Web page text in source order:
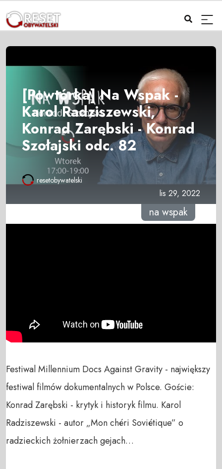
[Powtórka] Na Wspak -
Karol Radziszewski,
Konrad Zarębski - Konrad
Szołajski odc. 82
resetobywatelski
lis 29, 2022
na wspak
Festiwal Millennium Docs Against Gravity - największy
festiwal filmów dokumentalnych w Polsce. Goście:
Konrad Zarębski - krytyk i historyk filmu. Karol
Radziszewski - autor „Mon chéri Soviétique” o
radzieckich żołnierzach gejach…